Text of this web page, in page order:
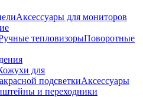
Аксессуары для мониторов
тепловизорыПоворотные
для
подсветкиАксессуары
и переходники